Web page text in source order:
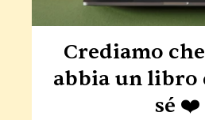
Crediamo
abbia un libro
sé ❤️